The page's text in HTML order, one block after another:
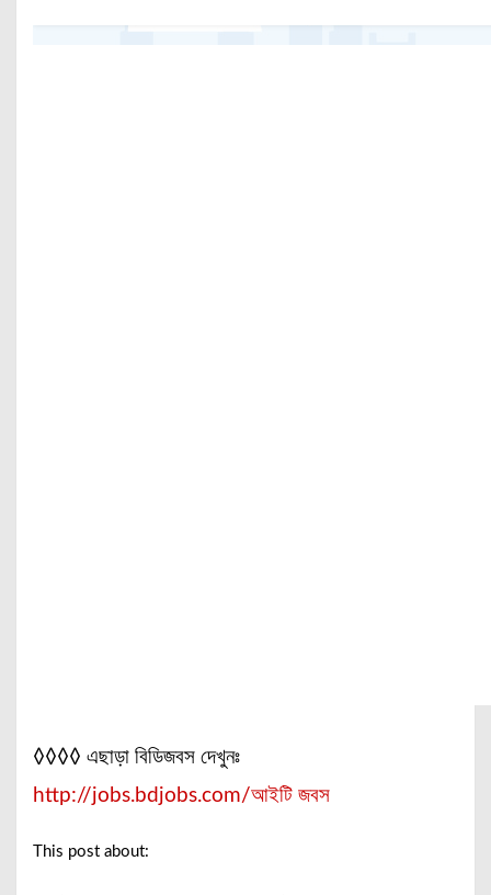
◊◊◊◊ এছাড়া বিডিজবস দেখুনঃ
http://jobs.bdjobs.com/আইটি জবস
This post about: